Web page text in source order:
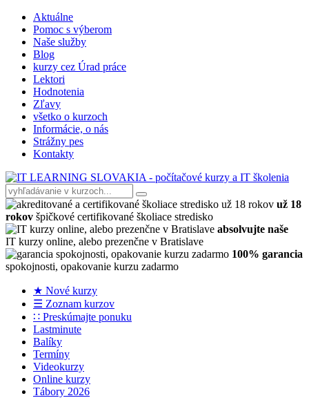
Aktuálne
Pomoc s výberom
Naše služby
Blog
kurzy cez Úrad práce
Lektori
Hodnotenia
Zľavy
všetko o kurzoch
Informácie, o nás
Strážny pes
Kontakty
už 18
rokov špičkové certifikované školiace stredisko
absolvujte naše
IT kurzy online, alebo prezenčne v Bratislave
100% garancia
spokojnosti, opakovanie kurzu zadarmo
★ Nové kurzy
☰ Zoznam kurzov
∷ Preskúmajte ponuku
Lastminute
Balíky
Termíny
Videokurzy
Online kurzy
Tábory 2026